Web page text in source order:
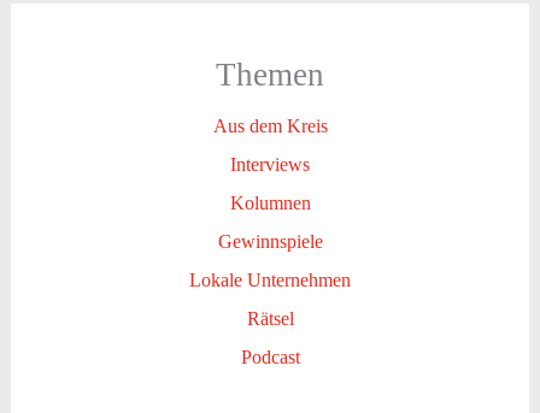
Themen
Aus dem Kreis
Interviews
Kolumnen
Gewinnspiele
Lokale Unternehmen
Rätsel
Podcast